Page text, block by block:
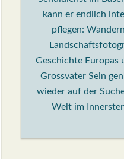
kann er endlich
pflegen:
Geschichte Europas
Grossvater Sein
wieder auf der
Welt im